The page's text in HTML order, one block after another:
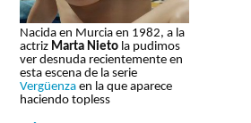
Nacida en Murcia en 1982, a la
actriz Marta Nieto la pudimos
ver desnuda recientemente en
esta escena de la serie
Vergüenza en la que aparece
haciendo topless